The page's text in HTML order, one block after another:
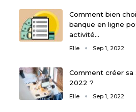
Comment bien
banque en ligne
activité…
Elie Sep 1, 2022
Comment créer sa
2022 ?
Elie Sep 1, 2022